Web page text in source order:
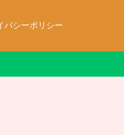
バシーポリシー